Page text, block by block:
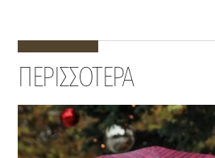
ΠΕΡΙΣΣΟΤΕΡΑ